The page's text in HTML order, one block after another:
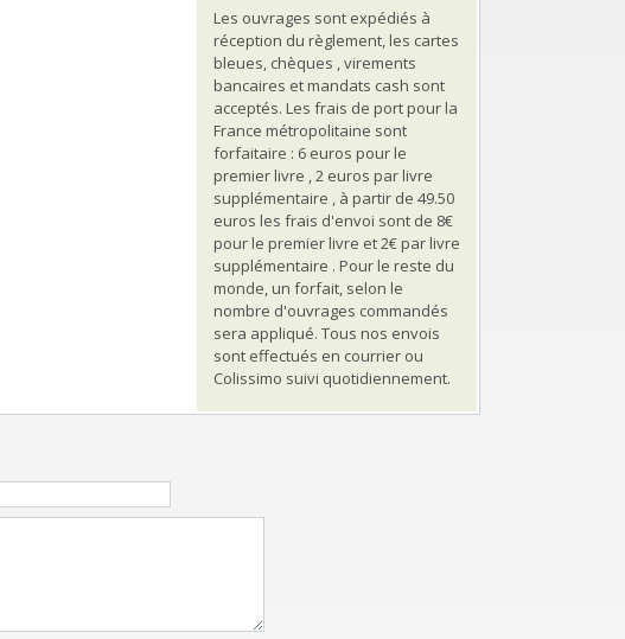
Les ouvrages sont expédiés à
réception du règlement, les cartes
bleues, chèques , virements
bancaires et mandats cash sont
acceptés. Les frais de port pour la
France métropolitaine sont
forfaitaire : 6 euros pour le
premier livre , 2 euros par livre
supplémentaire , à partir de 49.50
euros les frais d'envoi sont de 8€
pour le premier livre et 2€ par livre
supplémentaire . Pour le reste du
monde, un forfait, selon le
nombre d'ouvrages commandés
sera appliqué. Tous nos envois
sont effectués en courrier ou
Colissimo suivi quotidiennement.